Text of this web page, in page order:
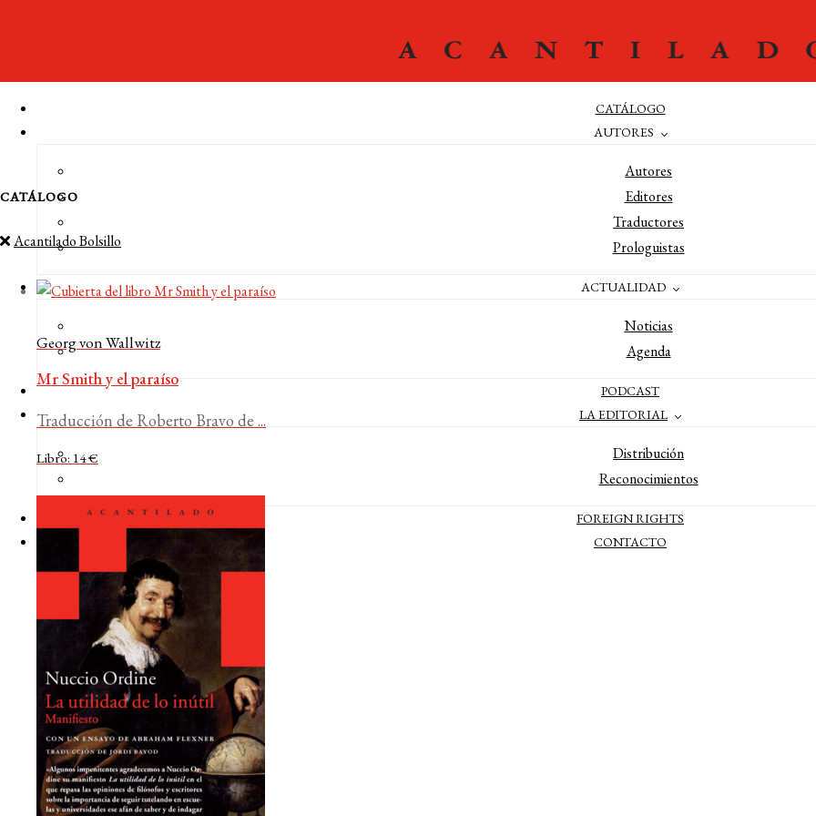
CATÁLOGO
AUTORES
Autores
Editores
Traductores
Prologuistas
ACTUALIDAD
Noticias
Agenda
PODCAST
LA EDITORIAL
Distribución
Reconocimientos
FOREIGN RIGHTS
CONTACTO
CATÁLOGO
Acantilado Bolsillo
Georg von Wallwitz
Mr Smith y el paraíso
Traducción de Roberto Bravo de ...
Libro: 14 €